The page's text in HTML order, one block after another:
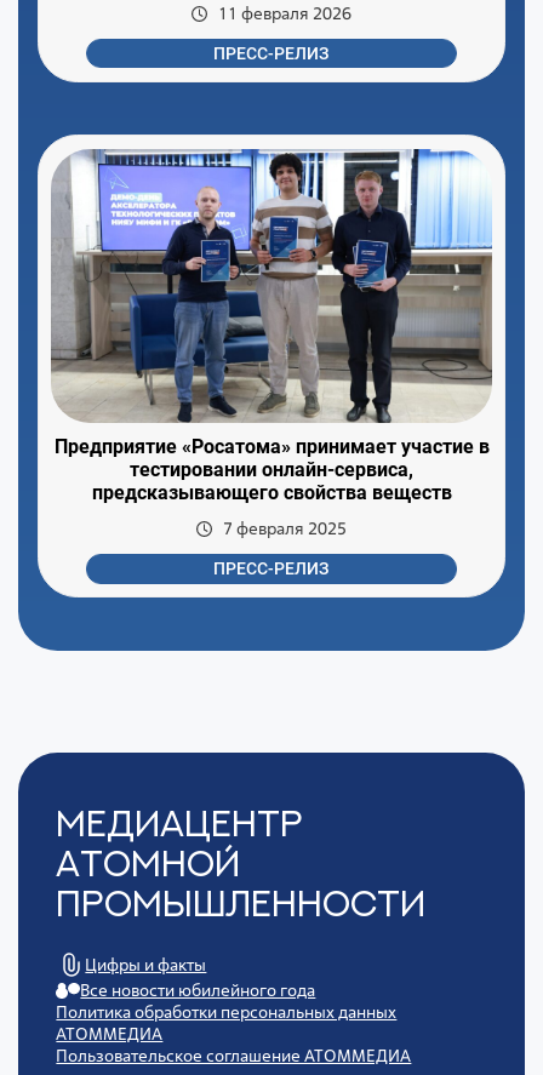
11 февраля 2026
ПРЕСС-РЕЛИЗ
Предприятие «Росатома» принимает участие в
тестировании онлайн-сервиса,
предсказывающего свойства веществ
7 февраля 2025
ПРЕСС-РЕЛИЗ
Медиацентр
Атомной
Промышленности
Цифры и факты
Все новости юбилейного года
Политика обработки персональных данных
АТОММЕДИА
Пользовательское соглашение АТОММЕДИА